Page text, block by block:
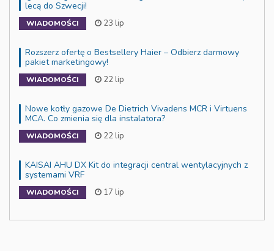
lecą do Szwecji!
WIADOMOŚCI 23 lip
Rozszerz ofertę o Bestsellery Haier – Odbierz darmowy
pakiet marketingowy!
WIADOMOŚCI 22 lip
Nowe kotły gazowe De Dietrich Vivadens MCR i Virtuens
MCA. Co zmienia się dla instalatora?
WIADOMOŚCI 22 lip
KAISAI AHU DX Kit do integracji central wentylacyjnych z
systemami VRF
WIADOMOŚCI 17 lip